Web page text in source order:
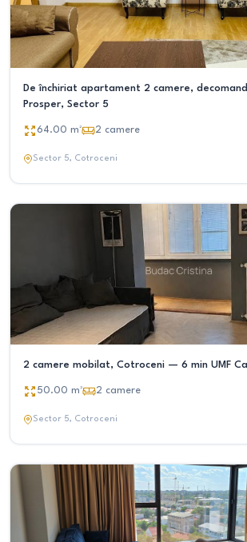
De închiriat apartament 2 camere,
Prosper, Sector 5
64.00 m² 2 camere
Sector 5, Cotroceni
2 camere mobilat, Cotroceni — 6 min UMF
50.00 m² 2 camere
Sector 5, Cotroceni